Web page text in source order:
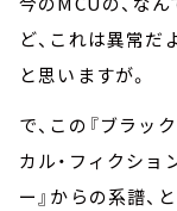
ど、これは異常だ
と思いますが。
で、この『ブラッ
カル・フィクショ
ー』からの系譜、